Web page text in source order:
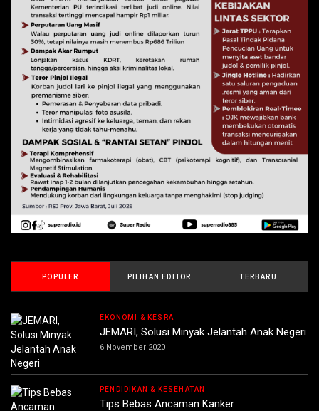
POPULER PILIHAN EDITOR TERBARU
EKONOMI & KESRA
JEMARI, Solusi Minyak Jelantah Anak Negeri
6 November 2020
PENDIDIKAN & KESEHATAN
Tips Bebas Ancaman Kanker